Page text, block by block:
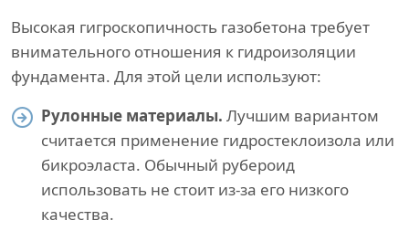
Высокая гигроскопичность газобетона требует
внимательного отношения к гидроизоляции
фундамента. Для этой цели используют:
Рулонные материалы. Лучшим вариантом
считается применение гидростеклоизола или
бикроэласта. Обычный рубероид
использовать не стоит из-за его низкого
качества.